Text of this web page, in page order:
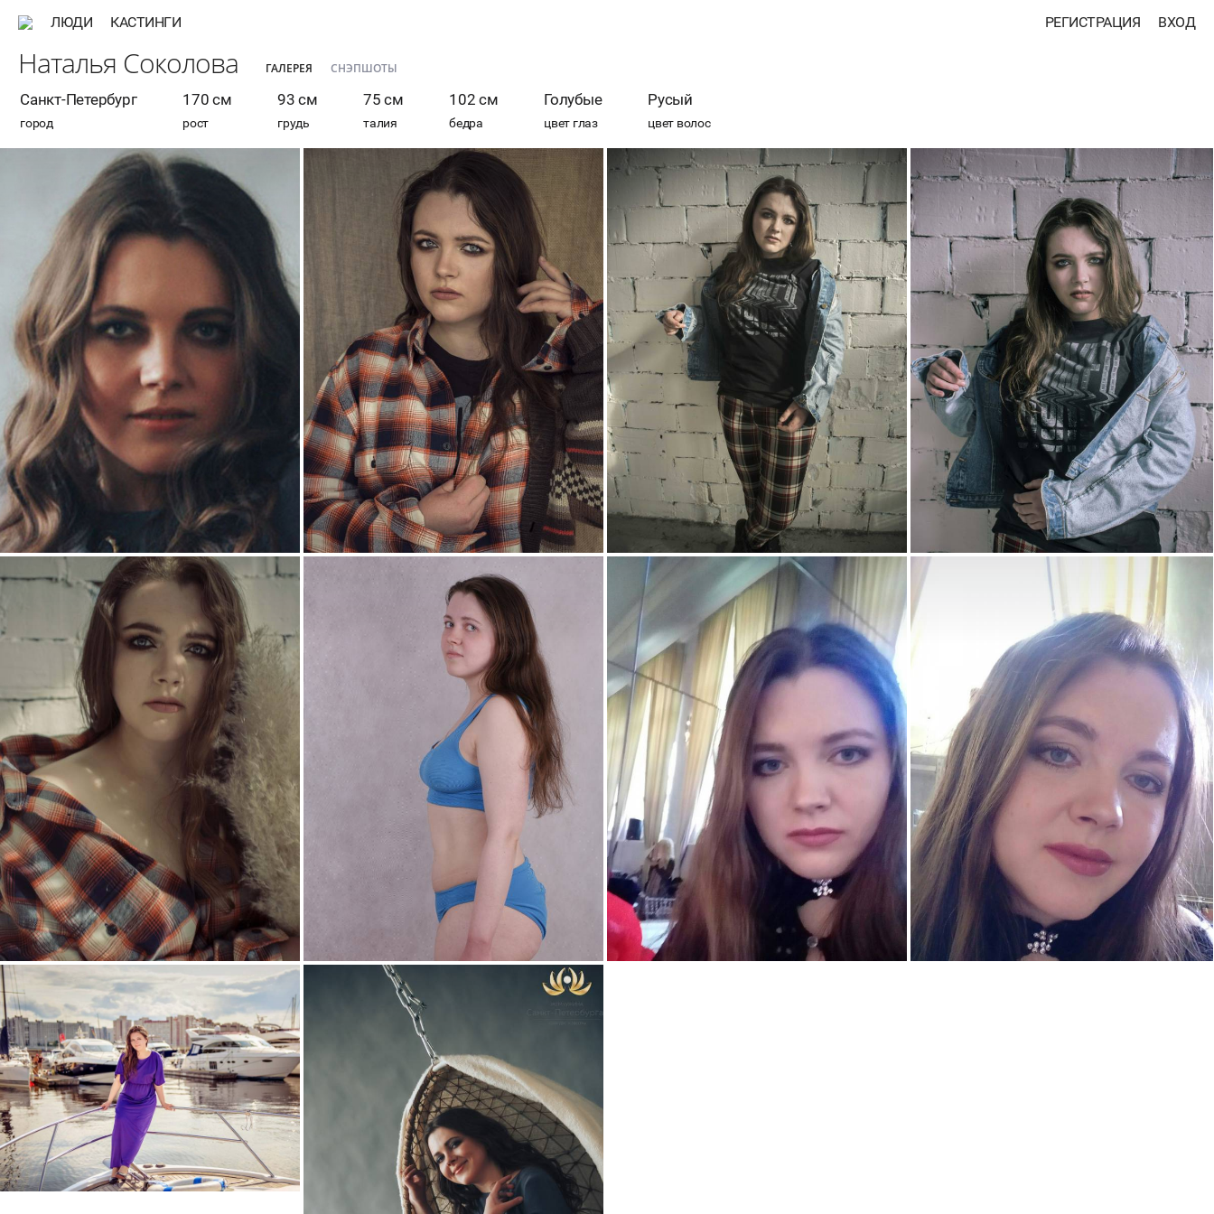
ЛЮДИ КАСТИНГИ ВХОД
РЕГИСТРАЦИЯ
Наталья Соколова ГАЛЕРЕЯ СНЭПШОТЫ
Санкт-Петербург
город
170 см
рост
93 см
грудь
75 см
талия
102 см
бедра
Голубые
цвет глаз
Русый
цвет волос